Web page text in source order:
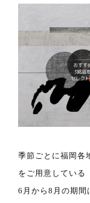
季節ごとに福岡各
をご用意している
6月から8月の期間